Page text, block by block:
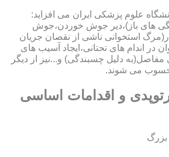
علوم پزشکی ایران می افزاید:
های باز)،دیر جوش خوردن،جوش
استخوانی ناشی از نقصان جریان
در اندام های تحتانی،ایجاد آسیب های
دلیل چسبندگی) و...نیز از دیگر
می شوند.
و اقدامات اساسی